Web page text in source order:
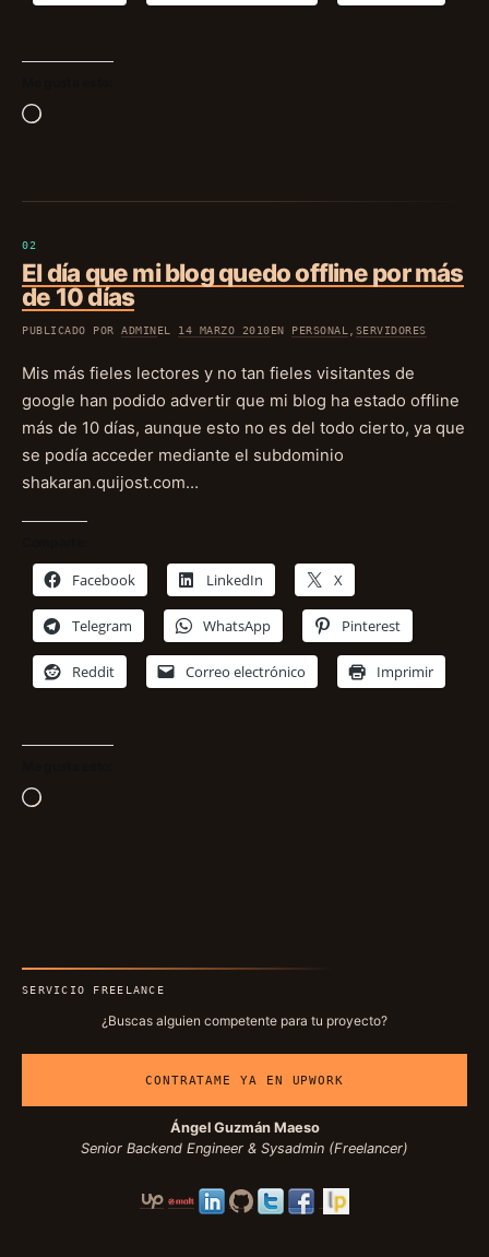
Cargando...
El día que mi blog quedo offline por más
de 10 días
PUBLICADO PORADMIN EL 14 MARZO 2010 EN PERSONAL, SERVIDORES
Mis más fieles lectores y no tan fieles visitantes de
google han podido advertir que mi blog ha estado offline
más de 10 días, aunque esto no es del todo cierto, ya que
se podía acceder mediante el subdominio
shakaran.quijost.com…
Facebook LinkedIn X
Telegram WhatsApp Pinterest
Reddit Correo electrónico Imprimir
Cargando...
SERVICIO FREELANCE
¿Buscas alguien competente para tu proyecto?
CONTRATAME YA EN UPWORK
Ángel Guzmán Maeso
Senior Backend Engineer & Sysadmin (Freelancer)